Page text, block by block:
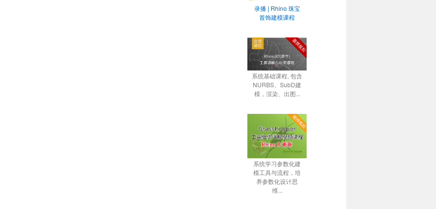
录播 | Rhino 珠宝
首饰建模课程
系统基础课程, 包含
NURBS、SubD建
模，渲染、出图...
系统学习参数化建
模工具与流程，培
养参数化设计思
维...